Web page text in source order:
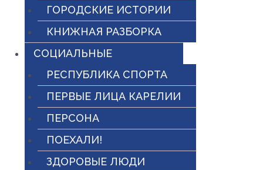
ГОРОДСКИЕ ИСТОРИИ
КНИЖНАЯ РАЗБОРКА
СОЦИАЛЬНЫЕ
РЕСПУБЛИКА СПОРТА
ПЕРВЫЕ ЛИЦА КАРЕЛИИ
ПЕРСОНА
ПОЕХАЛИ!
ЗДОРОВЫЕ ЛЮДИ